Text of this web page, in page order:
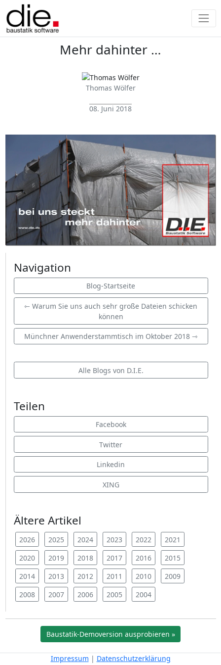
Mehr dahinter …
Thomas Wölfer
08. Juni 2018
Navigation
Blog-Startseite
⇽ Warum Sie uns auch sehr große Dateien schicken
können
Münchner Anwenderstammtisch im Oktober 2018 ⇾
Alle Blogs von D.I.E.
Teilen
Facebook
Twitter
Linkedin
XING
Ältere Artikel
2026 2025 2024 2023 2022
2021
2020
2019 2018 2017 2016
2015
2014
2013 2012 2011 2010
2009
2008
2007 2006 2005 2004
Baustatik-Demoversion ausprobieren »
Impressum | Datenschutzerklärung